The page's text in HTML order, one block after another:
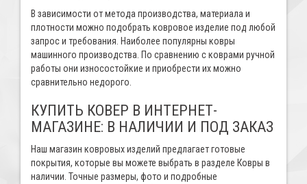
В зависимости от метода производства, материала и
плотности можно подобрать ковровое изделие под любой
запрос и требования. Наиболее популярны ковры
машинного производства. По сравнению с коврами ручной
работы они износостойкие и приобрести их можно
сравнительно недорого.
КУПИТЬ КОВЕР В ИНТЕРНЕТ-
МАГАЗИНЕ: В НАЛИЧИИ И ПОД ЗАКАЗ
Наш магазин ковровых изделий предлагает готовые
покрытия, которые вы можете выбрать в разделе Ковры в
наличии. Точные размеры, фото и подробные